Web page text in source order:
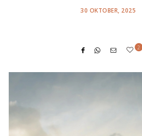
POSTED
30 OKTOBER, 2025
2